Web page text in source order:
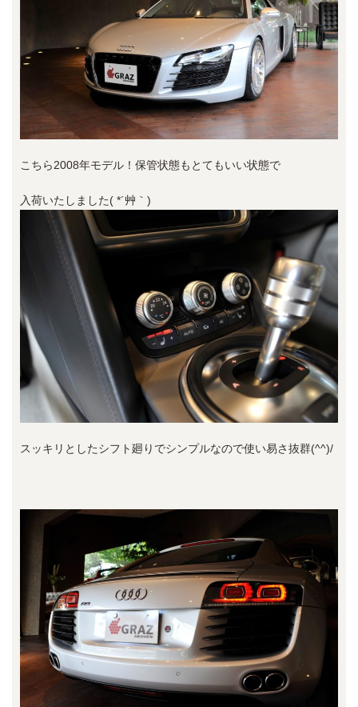
こちら2008年モデル！保管状態もとてもいい状態で
入荷いたしました( *´艸｀)
スッキリとしたシフト廻りでシンプルなので使い易さ抜群(^^)/